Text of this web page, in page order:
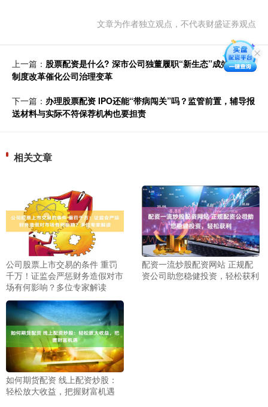
文章为作者独立观点，不代表财盛证券观点
上一篇： 股票配资是什么? 深市公司独董履职“新生态”成效渐显：
制度改革催化公司治理变革
下一篇： 办理股票配资 IPO还能“带病闯关”吗？监管前置，辅导报
送材料与实际不符保荐机构也要担责
相关文章
公司股票上市交易的条件 重罚
千万！证监会严惩财务造假对市
场有何影响？多位专家解读
配资一流炒股配资网站 正规配
资公司助您稳健投资，轻松获利
如何期货配资 线上配资炒股：
轻松放大收益，把握财富机遇